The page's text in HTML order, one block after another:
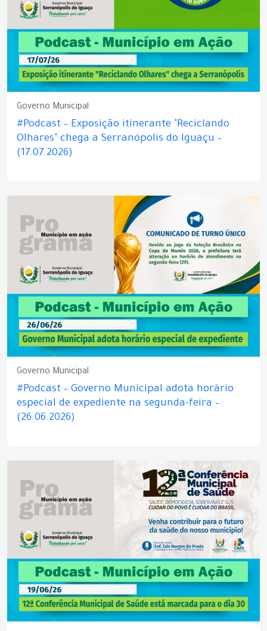
Governo Municipal
#Podcast – Exposição itinerante "Reciclando
Olhares" chega a Serranópolis do Iguaçu –
(17.07.2026)
Governo Municipal
#Podcast – Governo Municipal adota horário
especial de expediente na segunda-feira –
(26.06.2026)